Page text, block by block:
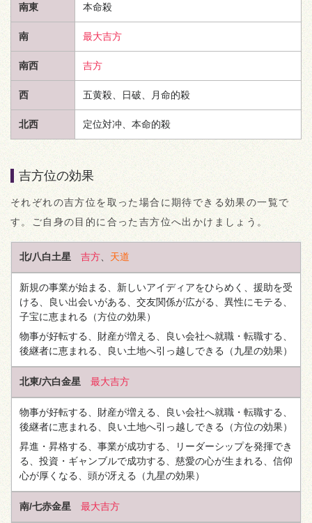
南東 本命殺
南 最大吉方
南西 吉方
西 五黄殺、日破、月命的殺
北西 定位対冲、本命的殺
吉方位の効果
それぞれの吉方位を取った場合に期待できる効果の一覧で
す。ご自身の目的に合った吉方位へ出かけましょう。
北/八白土星 吉方、 天道
新規の事業が始まる、新しいアイディアをひらめく、援助を受
ける、良い出会いがある、交友関係が広がる、異性にモテる、
子宝に恵まれる （方位の効果）
物事が好転する、財産が増える、良い会社へ就職・転職する、
後継者に恵まれる、良い土地へ引っ越しできる （九星の効果）
北東/六白金星 最大吉方
物事が好転する、財産が増える、良い会社へ就職・転職する、
後継者に恵まれる、良い土地へ引っ越しできる （方位の効果）
昇進・昇格する、事業が成功する、リーダーシップを発揮でき
る、投資・ギャンブルで成功する、慈愛の心が生まれる、信仰
心が厚くなる、頭が冴える （九星の効果）
南/七赤金星 最大吉方